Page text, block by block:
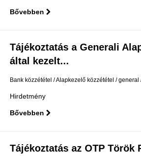
Bővebben
Tájékoztatás a Generali
által kezelt...
Bank közzététel Alapkezelő közzététel general
Hirdetmény
Bővebben
Tájékoztatás az OTP Török